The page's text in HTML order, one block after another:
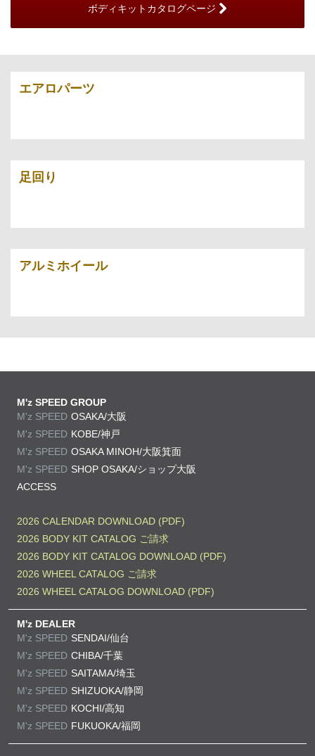
ボディキットカタログページ
エアロパーツ
足回り
アルミホイール
M'z SPEED GROUP
M'z SPEED OSAKA/大阪
M'z SPEED KOBE/神戸
M'z SPEED OSAKA MINOH/大阪箕面
M'z SPEED SHOP OSAKA/ショップ大阪
ACCESS
2026 CALENDAR DOWNLOAD (PDF)
2026 BODY KIT CATALOG ご請求
2026 BODY KIT CATALOG DOWNLOAD (PDF)
2026 WHEEL CATALOG ご請求
2026 WHEEL CATALOG DOWNLOAD (PDF)
M'z DEALER
M'z SPEED SENDAI/仙台
M'z SPEED CHIBA/千葉
M'z SPEED SAITAMA/埼玉
M'z SPEED SHIZUOKA/静岡
M'z SPEED KOCHI/高知
M'z SPEED FUKUOKA/福岡